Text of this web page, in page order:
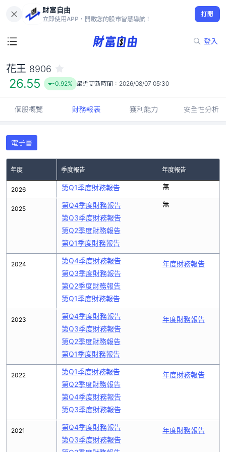
財富自由
立即使用APP，開啟您的股市智慧導航！
打開
登入
26.55
-0.92%
花王 8906
26.55 -0.92% 最近更新時間： 2026/08/07 05:30
個股概覽 財務報表 獲利能力 安全性分析
電子書
年度 季度報告 年度報告
2026
2025
2024
2023
2022
2021
第Q1季度財務報告 無
第Q4季度財務報告
第Q3季度財務報告
第Q2季度財務報告
第Q1季度財務報告
無
第Q4季度財務報告
第Q3季度財務報告
第Q2季度財務報告
第Q1季度財務報告
年度財務報告
第Q4季度財務報告
第Q3季度財務報告
第Q2季度財務報告
第Q1季度財務報告
年度財務報告
第Q1季度財務報告
第Q2季度財務報告
第Q4季度財務報告
第Q3季度財務報告
年度財務報告
第Q4季度財務報告
第Q3季度財務報告
年度財務報告